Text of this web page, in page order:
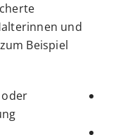
und
Beispiel